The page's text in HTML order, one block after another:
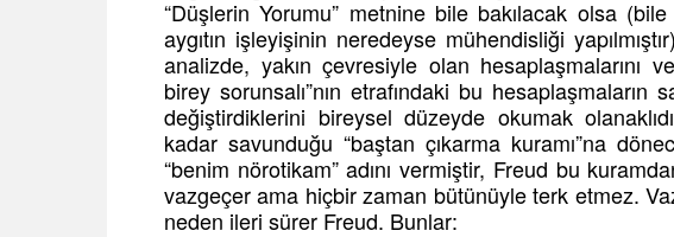
“Düşlerin Yorumu” metnine bile bakılacak olsa
aygıtın işleyişinin neredeyse mühendisliği
analizde, yakın çevresiyle olan hesaplaşmalarını
birey sorunsalı”nın etrafındaki bu hesaplaşmaların
değiştirdiklerini bireysel düzeyde okumak
kadar savunduğu “baştan çıkarma kuramı”na
“benim nörotikam” adını vermiştir, Freud bu
vazgeçer ama hiçbir zaman bütünüyle terk etmez.
neden ileri sürer Freud. Bunlar: